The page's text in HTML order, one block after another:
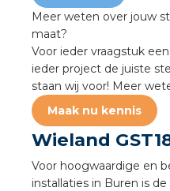
Meer weten over jouw
maat?
Voor ieder vraagstuk
ieder project de juiste
staan wij voor! Meer
Maak nu kennis
Wieland
Voor hoogwaardige en
installaties in Buren is
installeren
installeren